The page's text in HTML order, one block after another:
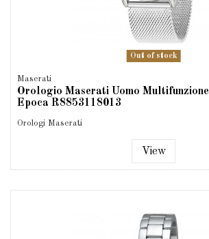
Out of stock
Maserati
Orologio Maserati Uomo Multifunzione
Epoca R8853118013
Orologi Maserati
View